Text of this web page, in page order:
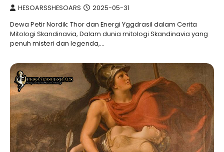
HESOARSSHESOARS 2025-05-31
Dewa Petir Nordik: Thor dan Energi Yggdrasil dalam Cerita
Mitologi Skandinavia, Dalam dunia mitologi Skandinavia yang
penuh misteri dan legenda,…